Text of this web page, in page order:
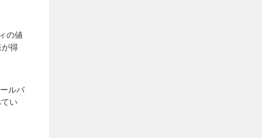
の値
得
ルバ
い